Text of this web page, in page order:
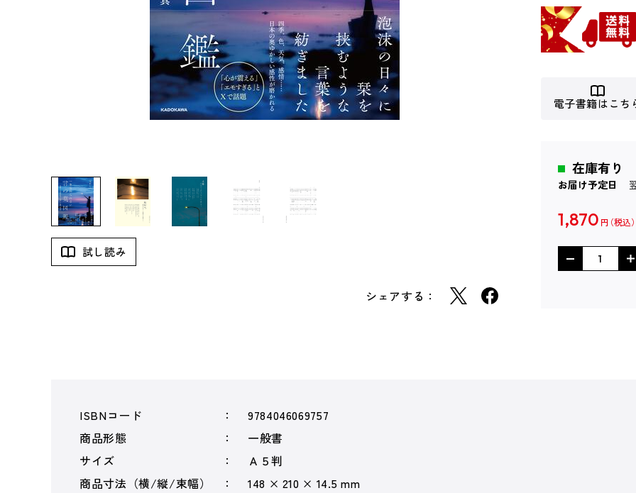
試し読み
シェアする：
電子書籍はこち
在庫有り
お届け予定日
1,870 円
ISBNコード
9784046069757
商品形態
一般書
サイズ
Ａ５判
商品寸法（横/縦/束幅）
148 × 210 × 14.5 mm